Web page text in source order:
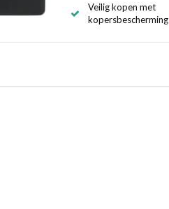
Veilig kopen met
kopersbescherming